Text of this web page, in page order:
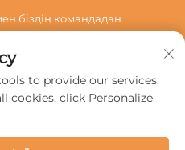
біздің командадан
Жазылу
to provide our services.
cookies, click Personalize